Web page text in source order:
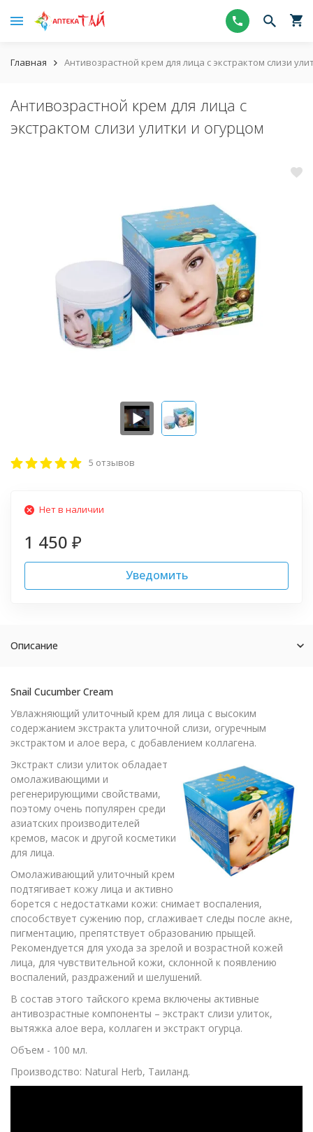
Главная Антивозрастной крем для лица с экстрактом слизи
Антивозрастной крем для лица с
экстрактом слизи улитки и огурцом
5 отзывов
Нет в наличии
1 450 ₽
Уведомить
Описание
Snail Cucumber Cream
Увлажняющий улиточный крем для лица с высоким
содержанием экстракта улиточной слизи, огуречным
экстрактом и алое вера, с добавлением коллагена.
Экстракт слизи улиток обладает
омолаживающими и
регенерирующими свойствами,
поэтому очень популярен среди
азиатских производителей
кремов, масок и другой косметики
для лица.
Омолаживающий улиточный крем
подтягивает кожу лица и активно
борется с недостатками кожи: снимает воспаления,
способствует сужению пор, сглаживает следы после акне,
пигментацию, препятствует образованию прыщей.
Рекомендуется для ухода за зрелой и возрастной кожей
лица, для чувствительной кожи, склонной к появлению
воспалений, раздражений и шелушений.
В состав этого тайского крема включены активные
антивозрастные компоненты – экстракт слизи улиток,
вытяжка алое вера, коллаген и экстракт огурца.
Объем - 100 мл.
Производство: Natural Herb, Таиланд.